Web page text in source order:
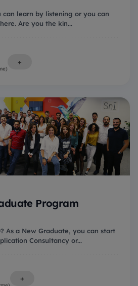
can learn by listening or you can
Are you the kin...
+
Program
Consultancy or...
+